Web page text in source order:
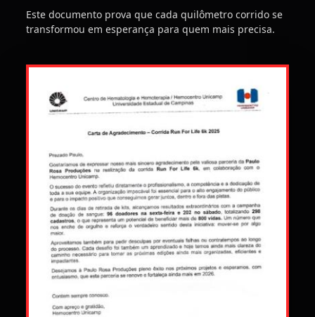
Este documento prova que cada quilômetro corrido se
transformou em esperança para quem mais precisa.